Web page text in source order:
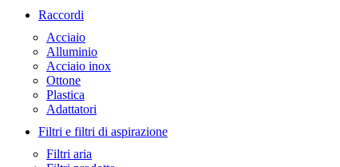
Raccordi
Acciaio
Alluminio
Acciaio inox
Ottone
Plastica
Adattatori
Filtri e filtri di aspirazione
Filtri aria